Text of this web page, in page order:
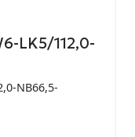
LK5/112,0-
NB66,5-